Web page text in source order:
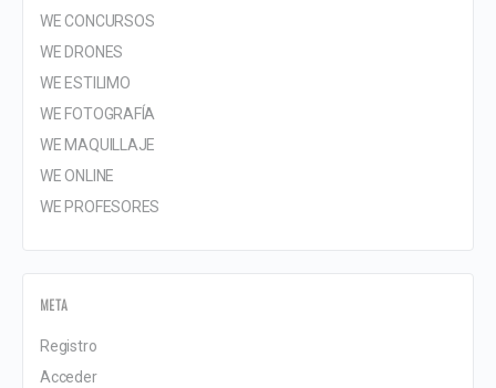
WE CONCURSOS
WE DRONES
WE ESTILIMO
WE FOTOGRAFÍA
WE MAQUILLAJE
WE ONLINE
WE PROFESORES
META
Registro
Acceder